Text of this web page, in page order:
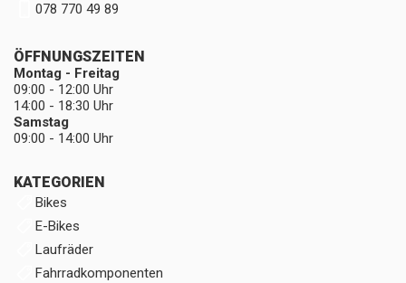
078 770 49 89
KATEGORIEN
Bikes
E-Bikes
Laufräder
Fahrradkomponenten
ÖFFNUNGSZEITEN
Montag - Freitag
09:00 - 12:00 Uhr
14:00 - 18:30 Uhr
Samstag
09:00 - 14:00 Uhr